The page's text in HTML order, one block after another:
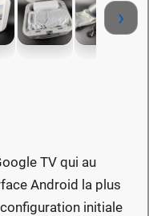
›
TV qui au
Android la plus
initiale